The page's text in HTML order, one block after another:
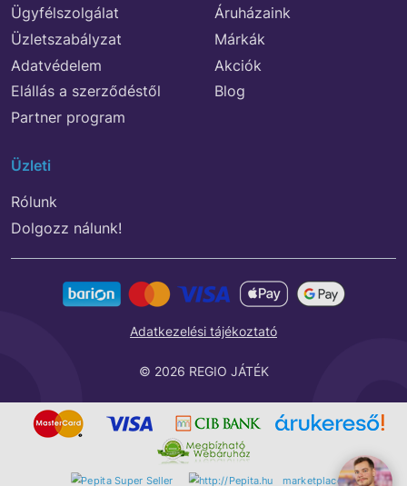
Ügyfélszolgálat
Üzletszabályzat
Adatvédelem
Elállás a szerződéstől
Partner program
Áruházaink
Márkák
Akciók
Blog
Üzleti
Rólunk
Dolgozz nálunk!
© 2026 REGIO JÁTÉK
Adatkezelési tájékoztató
marketplace